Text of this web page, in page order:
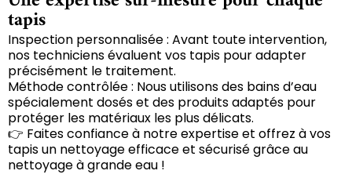
tapis
Inspection personnalisée : Avant toute intervention,
nos techniciens évaluent vos tapis pour adapter
précisément le traitement.
Méthode contrôlée : Nous utilisons des bains d’eau
spécialement dosés et des produits adaptés pour
protéger les matériaux les plus délicats.
👉 Faites confiance à notre expertise et offrez à vos
tapis un nettoyage efficace et sécurisé grâce au
nettoyage à grande eau !